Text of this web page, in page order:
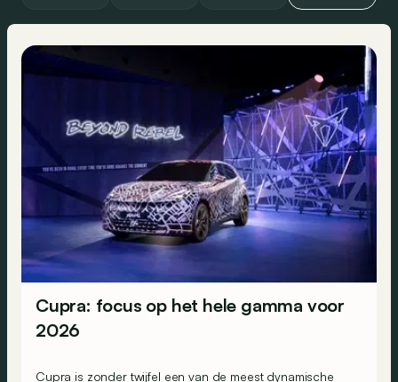
Cupra: focus op het hele gamma voor
2026
Cupra is zonder twijfel een van de meest dynamische